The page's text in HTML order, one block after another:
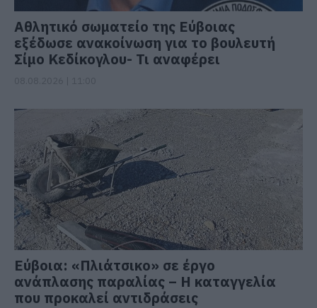
Αθλητικό σωματείο της Εύβοιας
εξέδωσε ανακοίνωση για το βουλευτή
Σίμο Κεδίκογλου- Τι αναφέρει
Εύβοια: «Πλιάτσικο» σε έργο
ανάπλασης παραλίας – Η καταγγελία
που προκαλεί αντιδράσεις